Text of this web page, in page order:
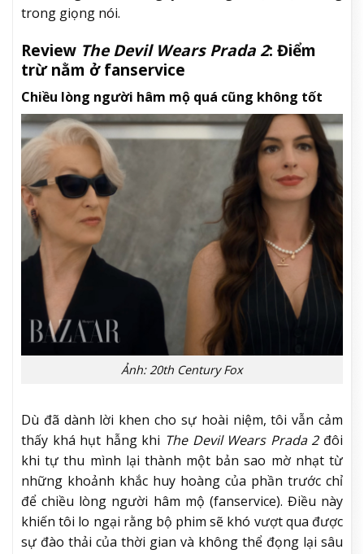
trong giọng nói.
Review The Devil Wears Prada 2: Điểm
trừ nằm ở fanservice
Chiều lòng người hâm mộ quá cũng không tốt
Ảnh: 20th Century Fox
Dù đã dành lời khen cho sự hoài niệm, tôi vẫn cảm
thấy khá hụt hẫng khi The Devil Wears Prada 2đôi
khi tự thu mình lại thành một bản sao mờ nhạt từ
những khoảnh khắc huy hoàng của phần trước chỉ
để chiều lòng người hâm mộ (fanservice). Điều này
khiến tôi lo ngại rằng bộ phim sẽ khó vượt qua được
sự đào thải của thời gian và không thể đọng lại sâu